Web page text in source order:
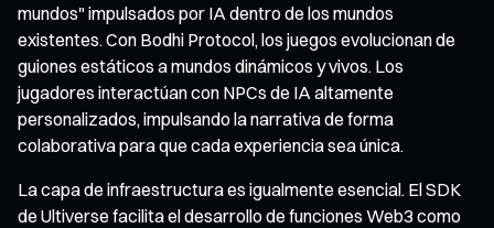
mundos" impulsados por IA dentro de los mundos
existentes. Con Bodhi Protocol, los juegos evolucionan de
guiones estáticos a mundos dinámicos y vivos. Los
jugadores interactúan con NPCs de IA altamente
personalizados, impulsando la narrativa de forma
colaborativa para que cada experiencia sea única.
La capa de infraestructura es igualmente esencial. El SDK
de Ultiverse facilita el desarrollo de funciones Web3 como